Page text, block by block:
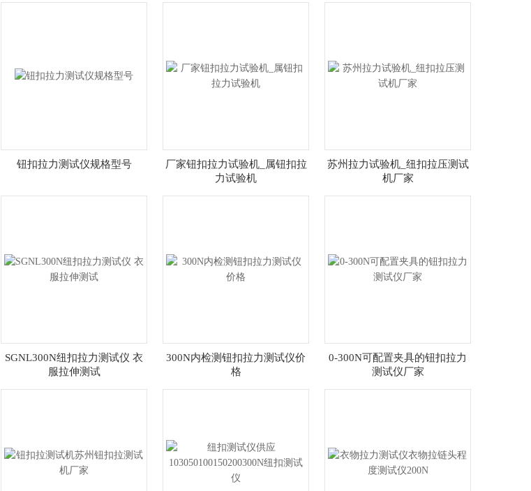
钮扣拉力测试仪规格型号
厂家钮扣拉力试验机_属钮扣拉
力试验机
苏州拉力试验机_纽扣拉压测试
机厂家
SGNL300N纽扣拉力测试仪 衣
服拉伸测试
300N内检测钮扣拉力测试仪价
格
0-300N可配置夹具的钮扣拉力
测试仪厂家